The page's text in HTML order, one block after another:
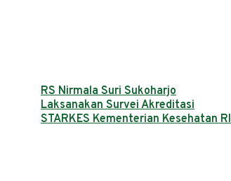
RS Nirmala Suri Sukoharjo
Laksanakan Survei Akreditasi
STARKES Kementerian Kesehatan RI